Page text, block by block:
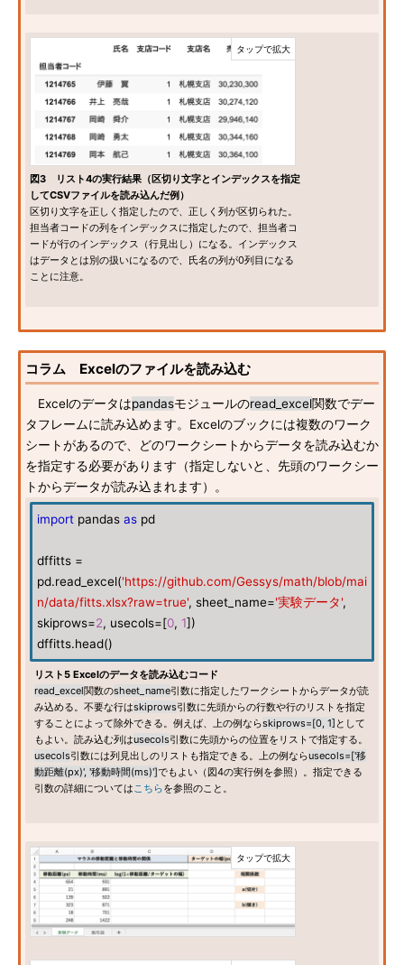
図3 リスト4の実行結果（区切り文字とインデックスを指定
してCSVファイルを読み込んだ例）
区切り文字を正しく指定したので、正しく列が区切られた。
担当者コードの列をインデックスに指定したので、担当者コ
ードが行のインデックス（行見出し）になる。インデックス
はデータとは別の扱いになるので、氏名の列が0列目になる
ことに注意。
コラム Excelのファイルを読み込む
Excelのデータはpandasモジュールのread_excel関数でデー
タフレームに読み込めます。Excelのブックには複数のワーク
シートがあるので、どのワークシートからデータを読み込むか
を指定する必要があります（指定しないと、先頭のワークシー
トからデータが読み込まれます）。
import pandas as pd
dffitts =
pd.read_excel('https://github.com/Gessys/math/blob/mai
n/data/fitts.xlsx?raw=true', sheet_name='実験データ',
skiprows=2, usecols=[0, 1])
dffitts.head()
リスト5 Excelのデータを読み込むコード
read_excel関数のsheet_name引数に指定したワークシートからデータが読
み込める。不要な行はskiprows引数に先頭からの行数や行のリストを指定
することによって除外できる。例えば、上の例ならskiprows=[0, 1] として
もよい。読み込む列はusecols引数に先頭からの位置をリストで指定する。
usecols引数には列見出しのリストも指定できる。上の例ならusecols=['移
動距離(px)', '移動時間(ms)']でもよい（図4の実行例を参照）。指定できる
引数の詳細についてはこちらを参照のこと。